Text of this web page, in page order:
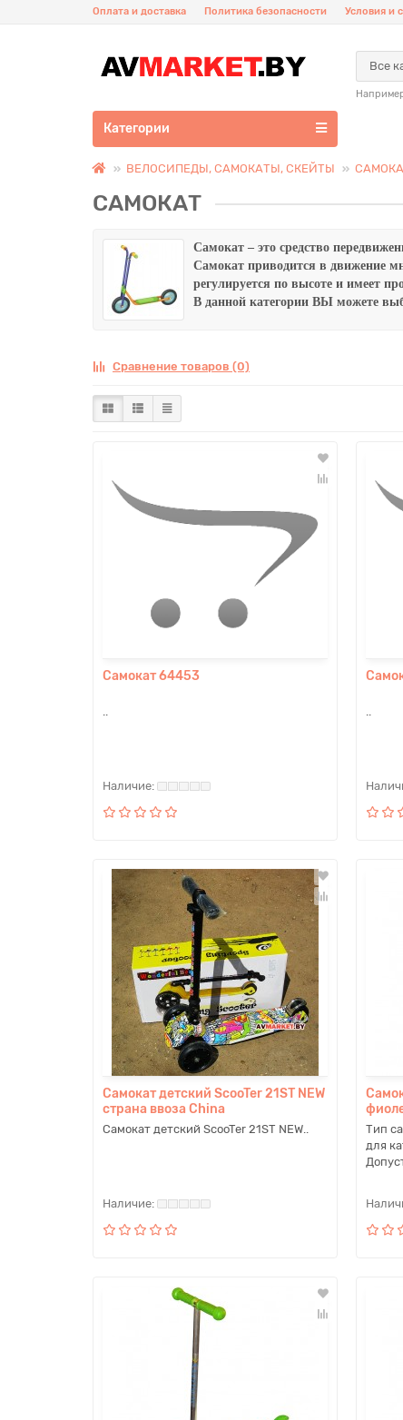
Оплата и доставка Политика безопасности Условия и
Все
Категории
ВЕЛОСИПЕДЫ, САМОКАТЫ, СКЕЙТЫ
САМОКАТ
Самокат – это средство
Самокат приводится в движение
регулируется по высоте и имеет
В данной категории ВЫ можете
Сравнение товаров (0)
Самокат 64453
.. ..
Самокат детский ScooTer 21ST NEW
страна ввоза China
Самокат детский ScooTer 21ST NEW..
Тип
для